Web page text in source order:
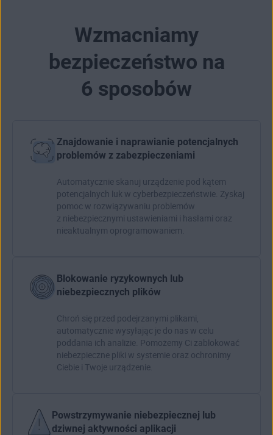
Wzmacniamy
bezpieczeństwo na
6 sposobów
Znajdowanie i naprawianie potencjalnych
problemów z zabezpieczeniami
Automatycznie skanuj urządzenie pod kątem
potencjalnych luk w cyberbezpieczeństwie . Zyskaj
pomoc w rozwiązywaniu problemów
z niebezpiecznymi ustawieniami i hasłami oraz
nieaktualnym oprogramowaniem.
Blokowanie ryzykownych lub
niebezpiecznych plików
Chroń się przed podejrzanymi plikami,
automatycznie wysyłając je do nas w celu
poddania ich analizie. Pomożemy Ci zablokować
niebezpieczne pliki w systemie oraz ochronimy
Ciebie i Twoje urządzenie.
Powstrzymywanie niebezpiecznej lub
dziwnej aktywności aplikacji